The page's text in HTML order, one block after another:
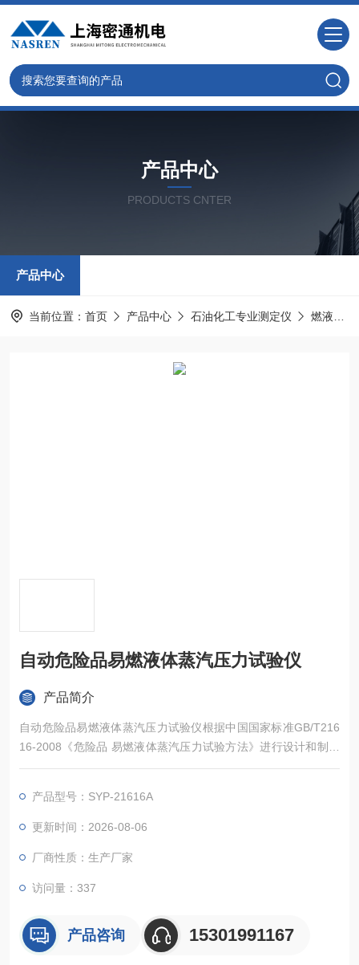
产品中心
PRODUCTS CNTER
产品中心
当前位置： 首页 产品中心 石油化工专业测定仪 燃液体蒸汽压力试验仪
自动危险品易燃液体蒸汽压力试验仪
产品简介
自动危险品易燃液体蒸汽压力试验仪根据中国国家标准GB/T216
16-2008《危险品 易燃液体蒸汽压力试验方法》进行设计和制造
额的，适用于对危险品易燃液体进行蒸汽压力试验测定。
产品型号：SYP-21616A
更新时间：2026-08-06
厂商性质：生产厂家
访问量：337
产品咨询 15301991167